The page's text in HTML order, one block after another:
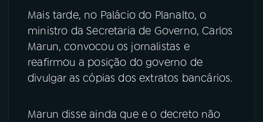
Mais tarde, no Palácio do Planalto, o
ministro da Secretaria de Governo, Carlos
Marun, convocou os jornalistas e
reafirmou a posição do governo de
divulgar as cópias dos extratos bancários.
Marun disse ainda que e o decreto não